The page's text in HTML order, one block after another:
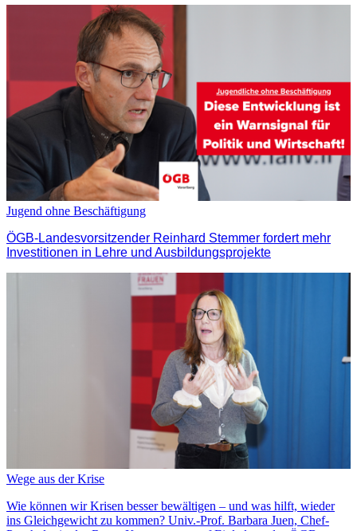
Jugend ohne Beschäftigung
ÖGB-Landesvorsitzender Reinhard Stemmer fordert mehr
Investitionen in Lehre und Ausbildungsprojekte
Wege aus der Krise
Wie können wir Krisen besser bewältigen – und was hilft, wieder
ins Gleichgewicht zu kommen? Univ.-Prof. Barbara Juen, Chef-